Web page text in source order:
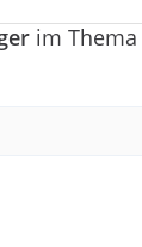
im Thema